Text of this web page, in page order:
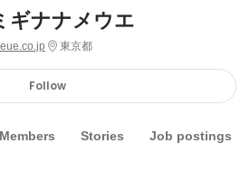
ギナナメウエ
東京都
Follow
Members Stories Job postings